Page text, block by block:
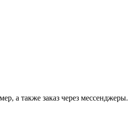
а также заказ через мессенджеры.